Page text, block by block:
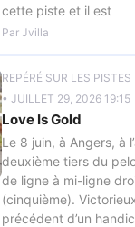
cette piste et il est
Par Jvilla
REPÉRÉ SUR LES PISTES
• JUILLET 29, 2026 19:15
Love Is Gold
Le 8 juin, à Angers, à
deuxième tiers du
de ligne à mi-ligne
(cinquième).
précédent d’un